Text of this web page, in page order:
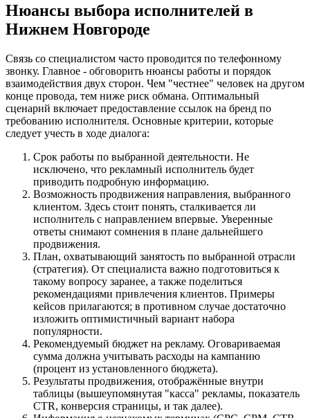
Нюансы выбора исполнителей в
Нижнем Новгороде
Связь со специалистом часто проводится по телефонному
звонку. Главное - обговорить нюансы работы и порядок
взаимодействия двух сторон. Чем "честнее" человек на другом
конце провода, тем ниже риск обмана. Оптимальный
сценарий включает предоставление ссылок на бренд по
требованию исполнителя. Основные критерии, которые
следует учесть в ходе диалога:
Срок работы по выбранной деятельности. Не
исключено, что рекламный исполнитель будет
приводить подробную информацию.
Возможность продвижения направления, выбранного
клиентом. Здесь стоит понять, сталкивается ли
исполнитель с направлением впервые. Уверенные
ответы снимают сомнения в плане дальнейшего
продвижения.
План, охватывающий занятость по выбранной отрасли
(стратегия). От специалиста важно подготовиться к
такому вопросу заранее, а также поделиться
рекомендациями привлечения клиентов. Примеры
кейсов прилагаются; в противном случае достаточно
изложить оптимистичный вариант набора
популярности.
Рекомендуемый бюджет на рекламу. Оговариваемая
сумма должна учитывать расходы на кампанию
(процент из установленного бюджета).
Результаты продвижения, отображённые внутри
таблицы (вышеупомянутая "касса" рекламы, показатель
CTR, конверсия страницы, и так далее).